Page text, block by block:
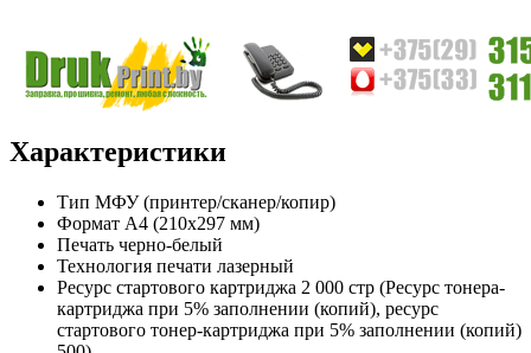
Характеристики
Тип МФУ (принтер/сканер/копир)
Формат A4 (210x297 мм)
Печать черно-белый
Технология печати лазерный
Ресурс стартового картриджа 2 000 стр (Ресурс тонера-
картриджа при 5% заполнении (копий), ресурс
стартового тонер-картриджа при 5% заполнении (копий)